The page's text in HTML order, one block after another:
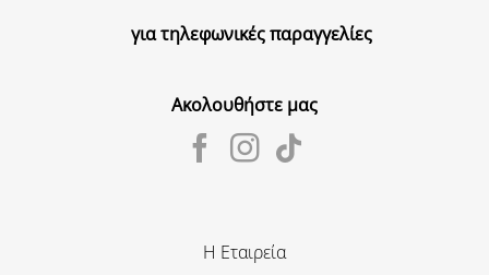
για τηλεφωνικές παραγγελίες
Ακολουθήστε μας
Η Εταιρεία